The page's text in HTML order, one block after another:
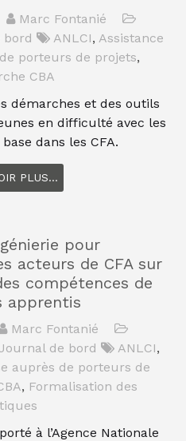
Marc Fontanié
bord ANLCI, Assistance
porteurs de projets,
CBA
démarches et des outils
en difficulté avec les
dans les CFA.
PLUS...
pour
acteurs de CFA sur
compétences de
apprentis
Marc Fontanié
de bord ANLCI,
auprès de porteurs de
, Formalisation des
à l’Agence Nationale